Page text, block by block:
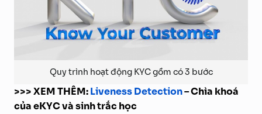
Quy trình hoạt động KYC gồm có 3 bước
>>> XEM THÊM:Liveness Detection– Chìa khoá
của eKYC và sinh trắc học